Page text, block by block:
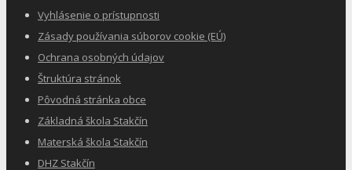
Vyhlásenie o prístupnosti
Zásady používania súborov cookie (EÚ)
Ochrana osobných údajov
Štruktúra stránok
Pôvodná stránka obce
Základná škola Stakčín
Materská škola Stakčín
DHZ Stakčín